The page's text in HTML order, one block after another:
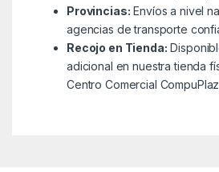
Provincias: Envíos a nivel
agencias de transporte
Recojo en Tienda:
adicional en nuestra tienda
Centro Comercial